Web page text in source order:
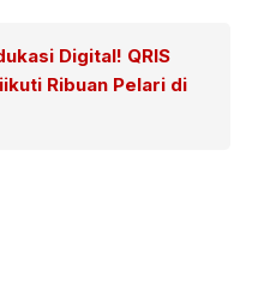
Digital! QRIS
Ribuan Pelari di